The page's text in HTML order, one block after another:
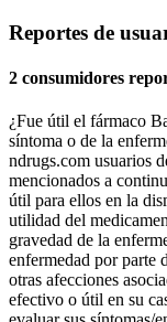
Reportes de
2 consumidores
¿Fue útil el fármaco
síntoma o de la
ndrugs.com usuarios
mencionados a
útil para ellos en la
utilidad del
gravedad de la
enfermedad por parte
otras afecciones
efectivo o útil en su